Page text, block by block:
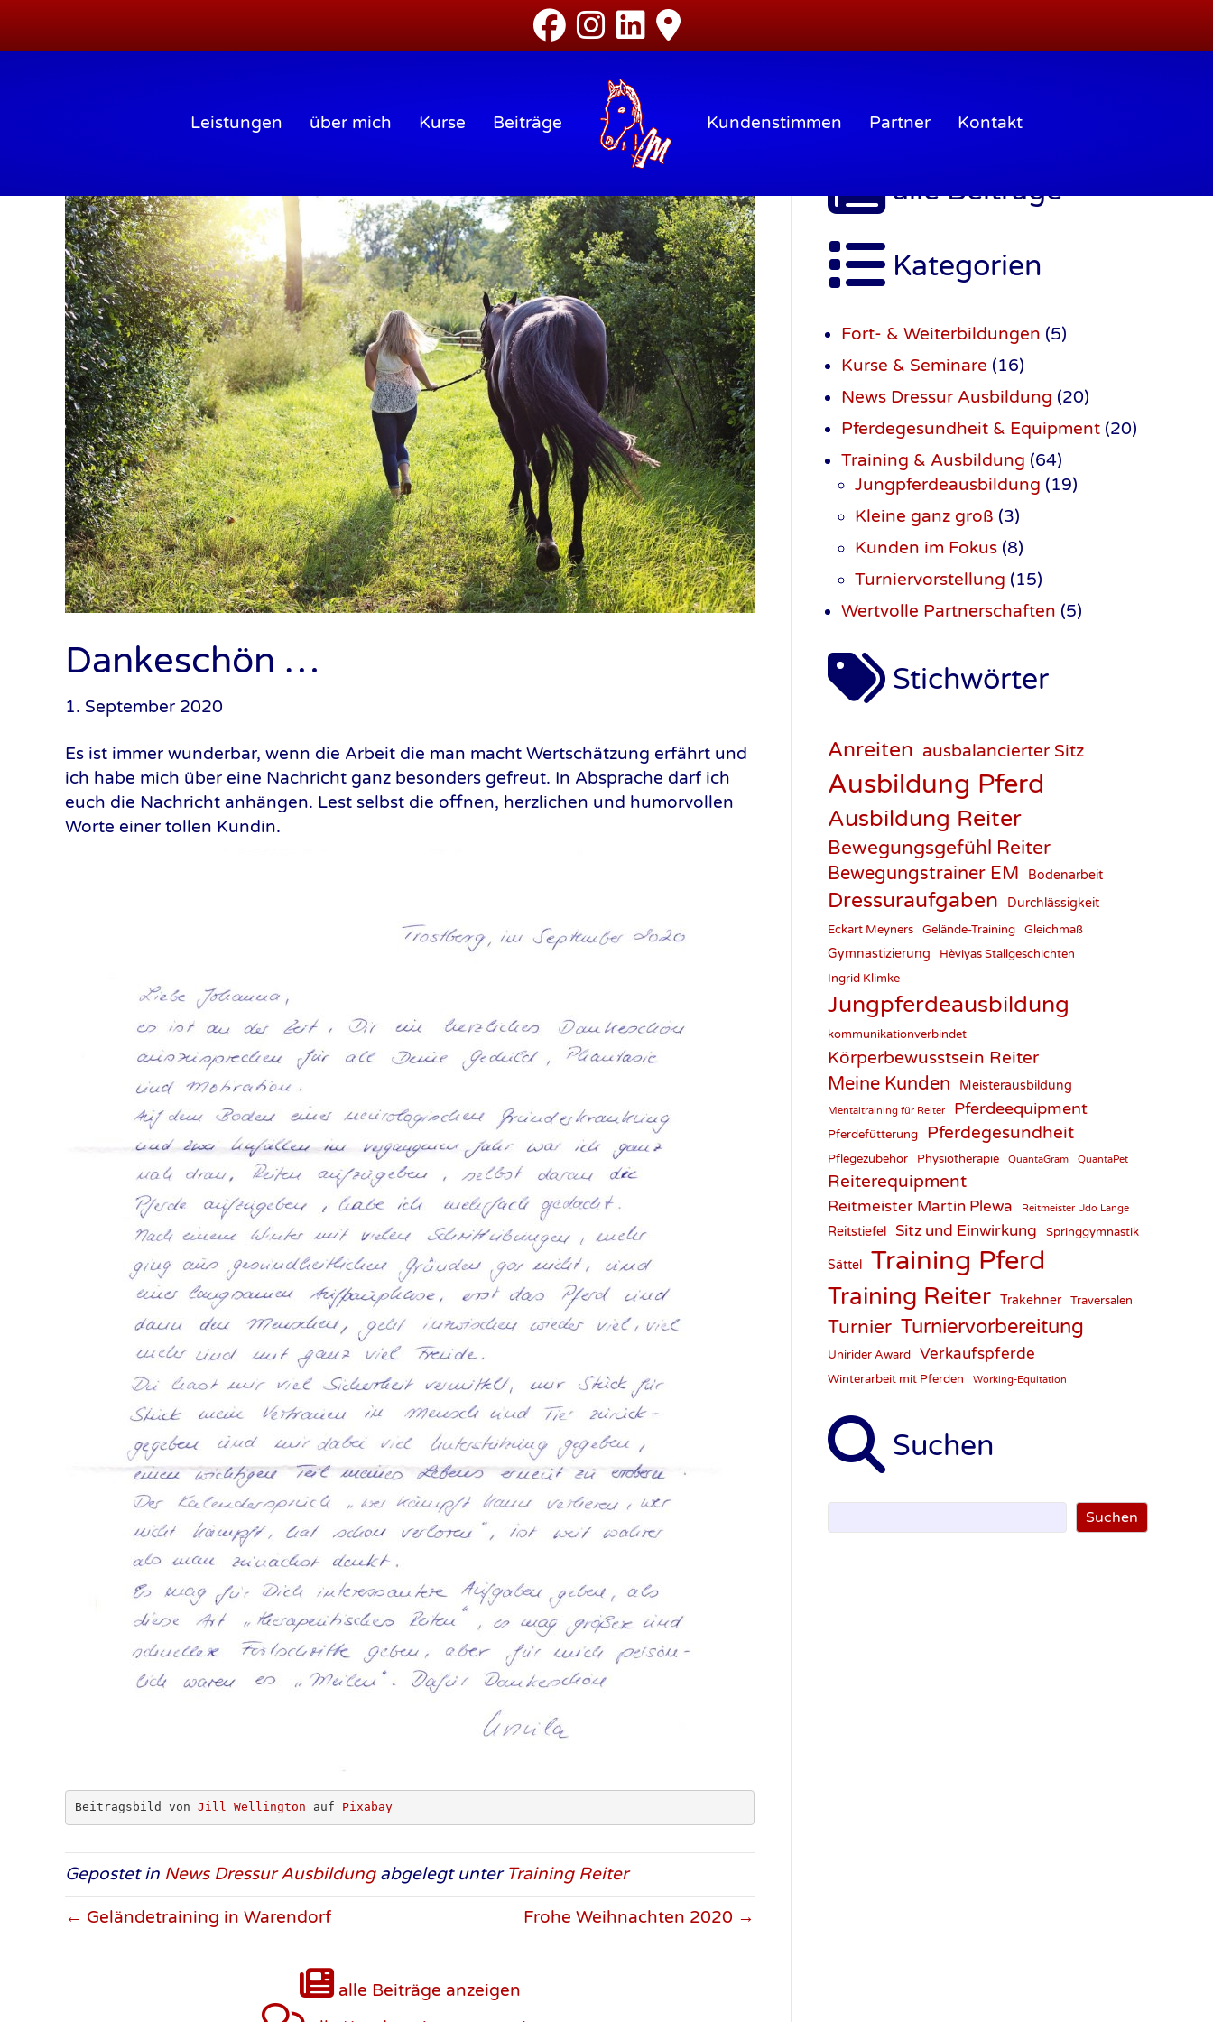
Leistungen über mich Kurse Beiträge Kundenstimmen Partner Kontakt
Dankeschön …
1. September 2020
Es ist immer wunderbar, wenn die Arbeit die man macht Wertschätzung erfährt und
ich habe mich über eine Nachricht ganz besonders gefreut. In Absprache darf ich
euch die Nachricht anhängen. Lest selbst die offnen, herzlichen und humorvollen
Worte einer tollen Kundin.
Beitragsbild von Jill Wellington auf Pixabay
Gepostet in News Dressur Ausbildungabgelegt unter Training Reiter
← Geländetraining in Warendorf Frohe Weihnachten 2020 →
alle Beiträge anzeigen
alle Beiträge
Kategorien
Fort- & Weiterbildungen (5)
Kurse & Seminare (16)
News Dressur Ausbildung (20)
Pferdegesundheit & Equipment (20)
Training & Ausbildung (64)
Jungpferdeausbildung (19)
Kleine ganz groß (3)
Kunden im Fokus (8)
Turniervorstellung (15)
Wertvolle Partner­schaften (5)
Stichwörter
Anreiten ausbalancierter Sitz
Ausbildung Pferd
Ausbildung Reiter
Bewegungsgefühl Reiter
Bewegungstrainer EM Bodenarbeit
Dressuraufgaben Durchlässigkeit
Eckart Meyners Gelände-Training Gleichmaß
Gymnastizierung
Hèviyas Stallgeschichten
Ingrid Klimke
Jungpferdeausbildung
kommunikationverbindet
Körperbewusstsein Reiter
Meine Kunden Meisterausbildung
Mentaltraining für Reiter Pferdeequipment
Pferdefütterung Pferdegesundheit
Pflegezubehör Physiotherapie QuantaGram QuantaPet
Reiterequipment
Reitmeister Martin Plewa Reitmeister Udo Lange
Reitstiefel Sitz und Einwirkung Springgymnastik
Sättel Training Pferd
Training Reiter Trakehner Traversalen
Turnier Turniervorbereitung
Unirider Award Verkaufspferde
Winterarbeit mit Pferden Working-Equitation
Suchen
Suchen